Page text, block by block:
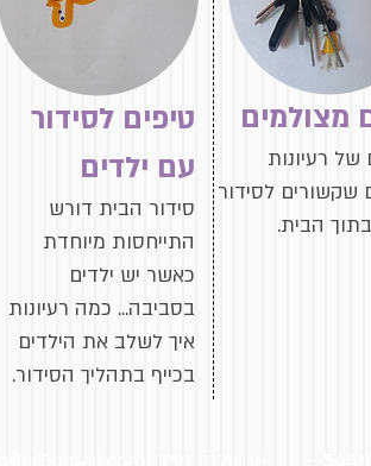
טיפים לסידור
עם ילדים
סידור הבית דורש
התייחסות מיוחדת
כאשר יש ילדים
בסביבה... כמה רעיונות
איך לשלב את הילדים
בכייף בתהליך הסידור.
מצולמים
של רעיונות
שקשורים לסידור
הבית.